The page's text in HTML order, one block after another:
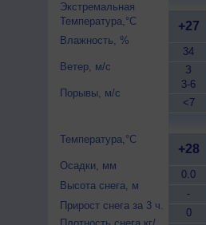
Экстремальная
Температура,°C
Влажность, %
Ветер, м/с
Порывы, м/с
Температура,°C
Осадки, мм
Высота снега, м
Прирост снега за 3 ч.
+27
34
З
3-6
<7
+28
0.0
-
0